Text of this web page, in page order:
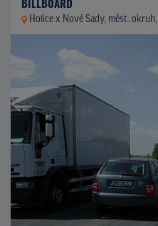
Holice x Nové Sady, měst.